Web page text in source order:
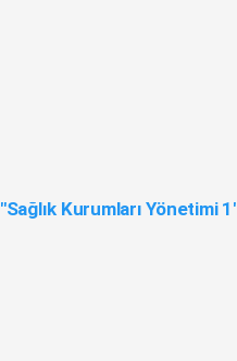
"Sağlık Kurumları Yönetimi